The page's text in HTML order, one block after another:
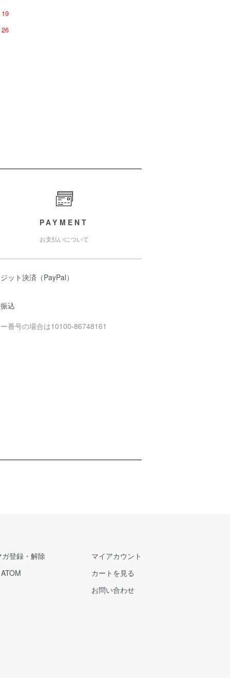
19
26
PAYMENT
お支払いについて
ット決済（PayPal）
込
番号の場合は10100-86748161
ガ登録・解除
ATOM
マイアカウント
カートを見る
お問い合わせ